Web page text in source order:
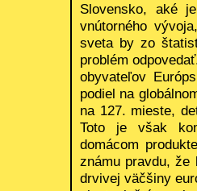
Slovensko, aké
vnútorného
sveta by zo
problém
obyvateľov
podiel na
na 127. mieste,
Toto je však
domácom
známu pravdu,
drvivej väčšiny